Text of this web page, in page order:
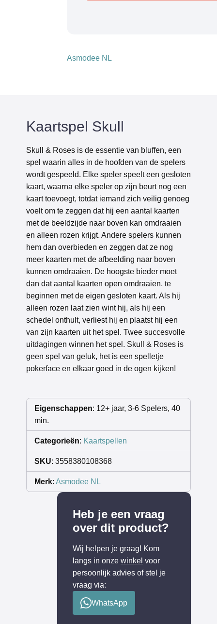
Asmodee NL
Kaartspel Skull
Skull & Roses is de essentie van bluffen, een
spel waarin alles in de hoofden van de spelers
wordt gespeeld. Elke speler speelt een gesloten
kaart, waarna elke speler op zijn beurt nog een
kaart toevoegt, totdat iemand zich veilig genoeg
voelt om te zeggen dat hij een aantal kaarten
met de beeldzijde naar boven kan omdraaien
en alleen rozen krijgt. Andere spelers kunnen
hem dan overbieden en zeggen dat ze nog
meer kaarten met de afbeelding naar boven
kunnen omdraaien. De hoogste bieder moet
dan dat aantal kaarten open omdraaien, te
beginnen met de eigen gesloten kaart. Als hij
alleen rozen laat zien wint hij, als hij een
schedel onthult, verliest hij en plaatst hij een
van zijn kaarten uit het spel. Twee succesvolle
uitdagingen winnen het spel. Skull & Roses is
geen spel van geluk, het is een spelletje
pokerface en elkaar goed in de ogen kijken!
Eigenschappen: 12+ jaar, 3-6 Spelers, 40
min.
Categorieën: Kaartspellen
SKU: 3558380108368
Merk: Asmodee NL
Heb je een vraag
over dit product?
Wij helpen je graag! Kom
langs in onze winkel voor
persoonlijk advies of stel je
vraag via:
WhatsApp